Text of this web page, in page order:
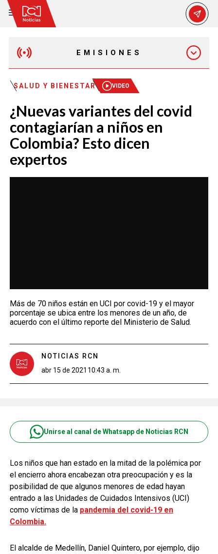
EMISIONES
EMISIÓN 12:30 PM
EMISIÓN 7:00 PM
SALUD Y BIENESTAR VIDEO
¿Nuevas variantes del covid
contagiarían a niños en
Colombia? Esto dicen
expertos
Más de 70 niños están en UCI por covid-19 y el mayor
porcentaje se ubica entre los menores de un año, de
acuerdo con el último reporte del Ministerio de Salud.
NOTICIAS RCN
abr 15 de 2021 10:43 a. m.
Unirse al canal de Whatsapp de Noticias RCN
Los niños que han estado en la mitad de la polémica por
el encierro ahora encabezan otra preocupación y es la
posibilidad de que algunos menores de edad hayan
entrado a las Unidades de Cuidados Intensivos (UCI)
como víctimas de la pandemia del covid-19 en
Colombia.
El alcalde de Medellín, Daniel Quintero, por ejemplo, dijo